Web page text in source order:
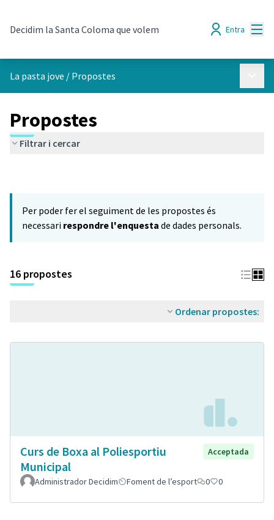
Decidim la Santa Coloma que volem Entra
La pasta jove / Propostes
Propostes
Filtrar i cercar
Per poder fer el seguiment de les propostes és
necessari respondre l'enquesta de dades personals.
16 propostes
Ordenar propostes:
Curs de Boxa al Poliesportiu
Municipal
Acceptada
Administrador Decidim Foment de l’esport 0 0